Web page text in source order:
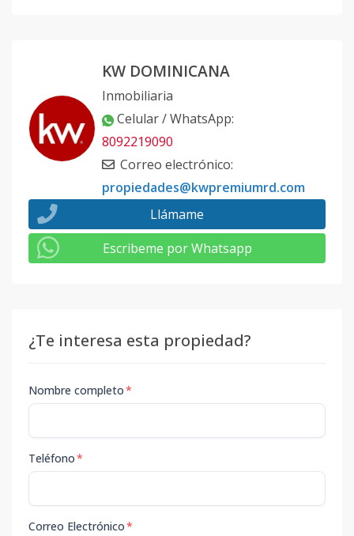
KW DOMINICANA
Inmobiliaria
Celular / WhatsApp:
8092219090
Correo electrónico:
propiedades@kwpremiumrd.com
Llámame
Escribeme por Whatsapp
¿Te interesa esta propiedad?
Nombre completo*
Teléfono*
Correo Electrónico*